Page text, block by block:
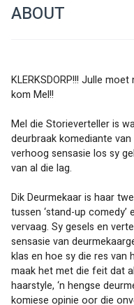
ABOUT
KLERKSDORP!!! Julle
kom Mel!!
Mel die Storieverteller is
deurbraak komediante
verhoog sensasie los sy
van al die lag.
Dik Deurmekaar is haar
tussen ‘stand-up
vervaag. Sy gesels en
sensasie van
klas en hoe sy die res van
maak het met die feit dat
haarstyle, ‘n hengse
komiese opinie oor die